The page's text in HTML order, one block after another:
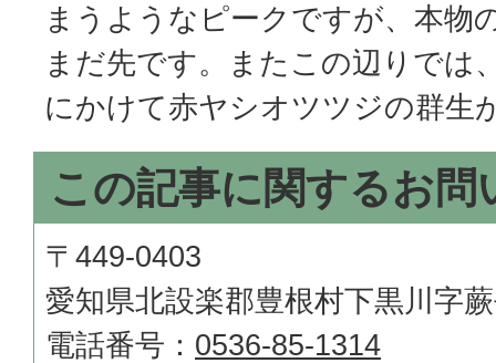
まうようなピークですが、本物
まだ先です。またこの辺りでは
にかけて赤ヤシオツツジの群生
この記事に関するお問
〒449-0403
愛知県北設楽郡豊根村下黒川字
電話番号： 0536-85-1314